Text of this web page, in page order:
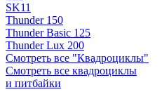
SK11
Thunder 150
Thunder Basic 125
Thunder Lux 200
Смотреть все "Квадроциклы"
Смотреть все квадроциклы
и питбайки